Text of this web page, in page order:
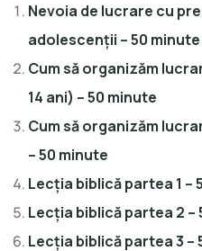
Nevoia de lucrare cu
adolescenții – 50 minute
Cum să organizăm
14 ani) – 50 minute
Cum să organizăm
– 50 minute
Lecția biblică partea 1 –
Lecția biblică partea 2 –
Lecția biblică partea 3 –